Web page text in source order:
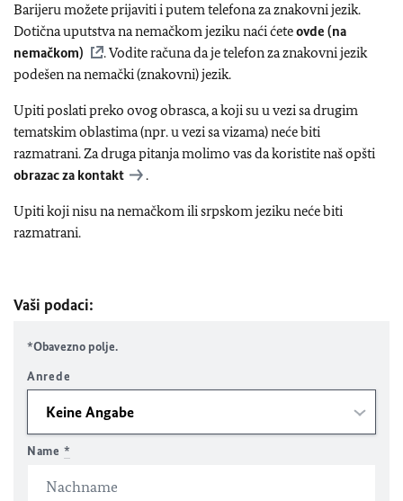
Barijeru možete prijaviti i putem telefona za znakovni jezik.
Dotična uputstva na nemačkom jeziku naći ćeteovde (na
nemačkom)
. Vodite računa da je telefon za znakovni jezik
podešen na nemački (znakovni) jezik.
Upiti poslati preko ovog obrasca, a koji su u vezi sa drugim
tematskim oblastima (npr. u vezi sa vizama) neće biti
razmatrani. Za druga pitanja molimo vas da koristite naš opšti
obrazac za kontakt
.
Upiti koji nisu na nemačkom ili srpskom jeziku neće biti
razmatrani.
Vaši podaci:
*Obavezno polje.
Anrede
Name *